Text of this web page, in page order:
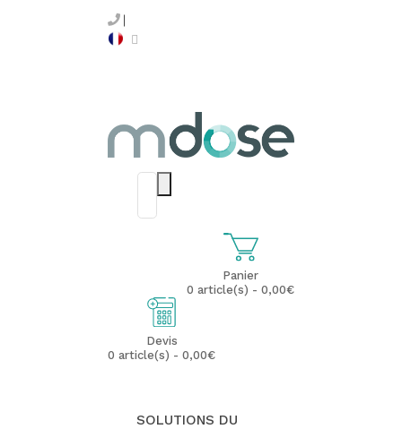
Panier
0 article(s) - 0,00€
Devis
0 article(s) - 0,00€
SOLUTIONS DU